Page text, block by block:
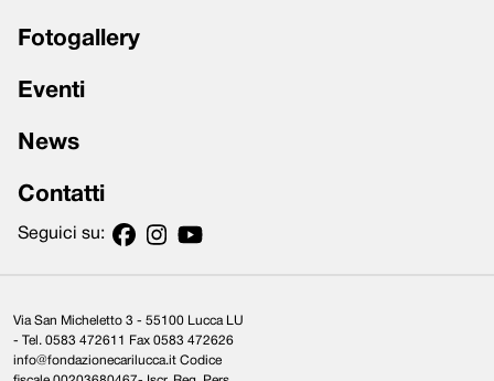
Fotogallery
Eventi
News
Contatti
Seguici su:
Via San Micheletto 3 - 55100 Lucca LU
- Tel. 0583 472611 Fax 0583 472626
info@fondazionecarilucca.it Codice